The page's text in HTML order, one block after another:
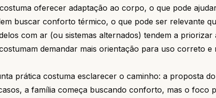
oferecer adaptação ao corpo, o que pode
buscar conforto térmico, o que pode ser relevante
com ar (ou sistemas alternados) tendem a
demandar mais orientação para uso correto e
prática costuma esclarecer o caminho: a proposta
a família começa buscando conforto, mas o foco